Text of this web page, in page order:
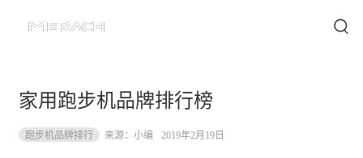
家用跑步机品牌排行榜
跑步机品牌排行 来源： 小编 2019年2月19日